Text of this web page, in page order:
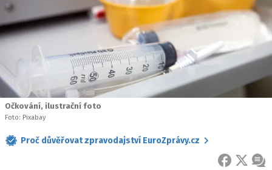
Očkování, ilustrační foto
Foto: Pixabay
Proč důvěřovat zpravodajství EuroZprávy.cz
FACEBOOK
X